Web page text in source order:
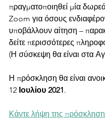
πραγματοποιηθεί μία
Zoom για όσους
υποβάλλουν αίτηση –
δείτε περισσότερες
(Η σύσκεψη θα είναι στα
Η πρόσκληση θα είναι
12 Ιουλίου 2021.
Κάντε λήψη της